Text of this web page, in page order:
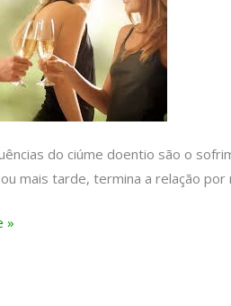
do ciúme doentio são o
mais tarde, termina a relação por
»